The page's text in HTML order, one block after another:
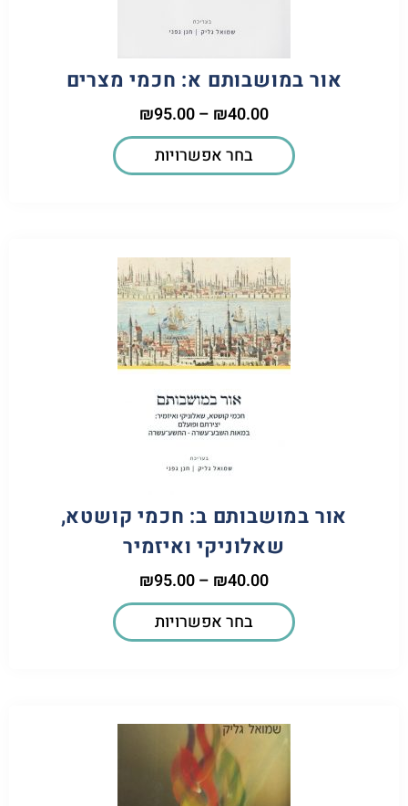
אור במושבותם א: חכמי מצרים
₪40.00
–
₪95.00
בחר אפשרויות
אור במושבותם ב: חכמי קושטא,
שאלוניקי ואיזמיר
₪40.00
–
₪95.00
בחר אפשרויות